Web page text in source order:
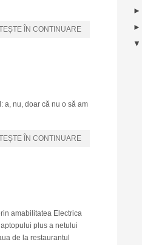
ÎN CONTINUARE
a, nu, doar că nu o să am
ÎN CONTINUARE
amabilitatea Electrica
plus a netului
de la restaurantul
►
►
▼